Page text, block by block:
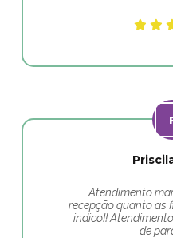
Atendimento
recepção quanto as
indico!!
de